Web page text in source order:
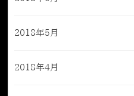
2018年5月
2018年4月